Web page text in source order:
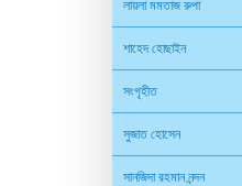
লায়লা মমতাজ রুপা
শাহেদ হোছাইন
সংগৃহীত
সুজাত হোসেন
সানজিদা রহমান নন্দন